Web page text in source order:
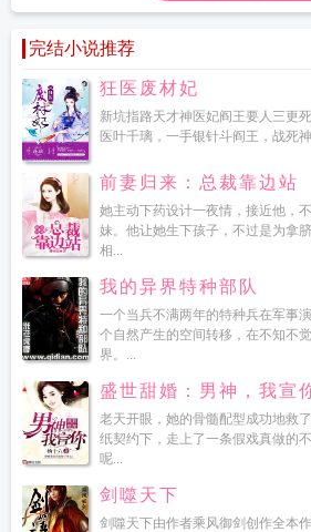
完结小说推荐
狂医废材妃
新坑指路天才神医妃阎王要人三更
医叶千璃，一手银针斗阎王，战死
前妻归来：总裁靠边站
她主动下药设计一夜情，接近他，
妹。他让她生下孩子，不过是为拿
相...
我的异界特种部队
一个当兵不满两年的特种兵在军事
个自然产生的空间转移，在不知不
界。...
盛世甜婚：男神，我宣
老天开眼，她的骨髓配型成功地救
纸契约下，走上了一条假戏真做的
呢...
剑噬天下
剑噬天下由作者乘风御剑创作全本